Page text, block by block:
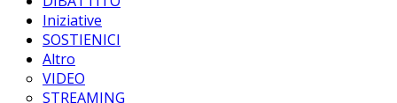
Iniziative
SOSTIENICI
Altro
VIDEO
STREAMING